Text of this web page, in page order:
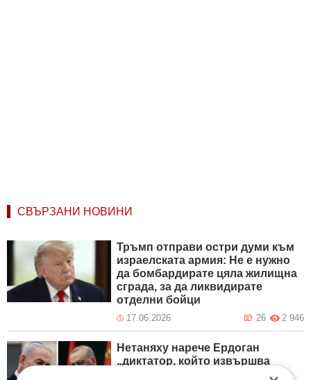
СВЪРЗАНИ НОВИНИ
Тръмп отправи остри думи към
израелската армия: Не е нужно
да бомбардирате цяла жилищна
сграда, за да ликвидирате
отделни бойци
17.06.2026 2 946
26
Нетаняху нарече Ердоган
„диктатор, който извършва